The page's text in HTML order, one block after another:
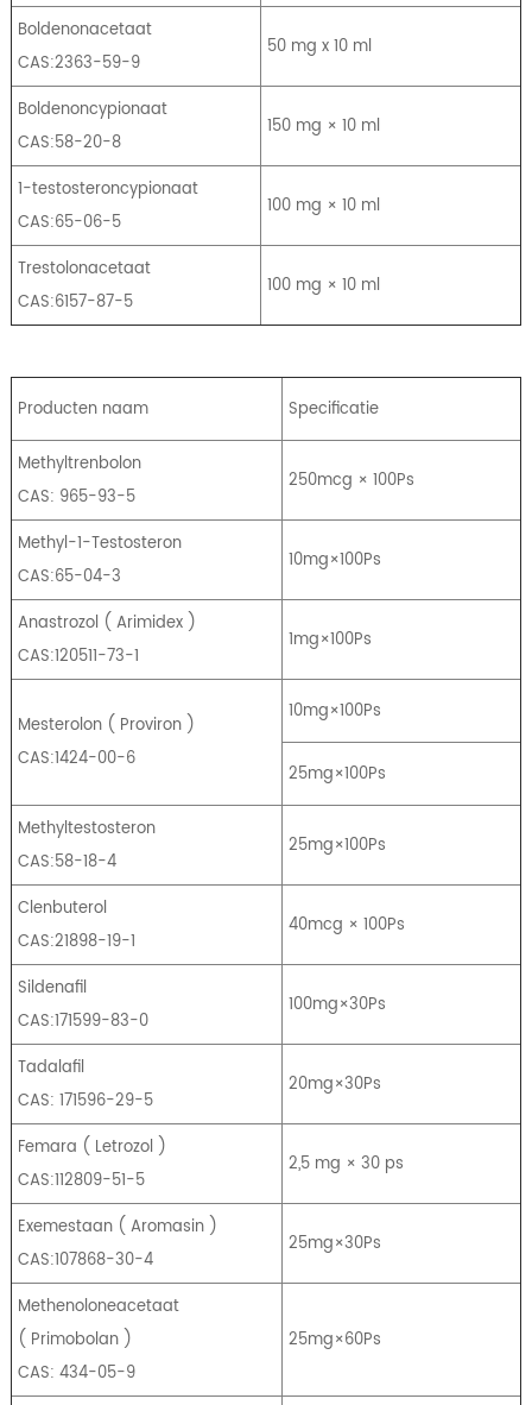
Boldenonacetaat
CAS:2363-59-9
50 mg x 10 ml
Boldenoncypionaat
CAS:58-20-8
150 mg × 10 ml
1-testosteroncypionaat
CAS:65-06-5
100 mg × 10 ml
Trestolonacetaat
CAS:6157-87-5
100 mg × 10 ml
Producten naam Specificatie
Methyltrenbolon
CAS: 965-93-5
250mcg × 100Ps
Methyl-1-Testosteron
CAS:65-04-3
10mg×100Ps
Anastrozol ( Arimidex )
CAS:120511-73-1
1mg×100Ps
Mesterolon ( Proviron )
CAS:1424-00-6
10mg×100Ps
25mg×100Ps
Methyltestosteron
CAS:58-18-4
25mg×100Ps
Clenbuterol
CAS:21898-19-1
40mcg × 100Ps
Sildenafil
CAS:171599-83-0
100mg×30Ps
Tadalafil
CAS: 171596-29-5
20mg×30Ps
Femara ( Letrozol )
CAS:112809-51-5
2,5 mg × 30 ps
Exemestaan ​​( Aromasin )
CAS:107868-30-4
25mg×30Ps
Methenoloneacetaat
( Primobolan )
CAS: 434-05-9
25mg×60Ps